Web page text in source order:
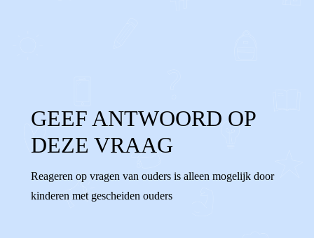
GEEF ANTWOORD OP
DEZE VRAAG
Reageren op vragen van ouders is alleen mogelijk door
kinderen met gescheiden ouders